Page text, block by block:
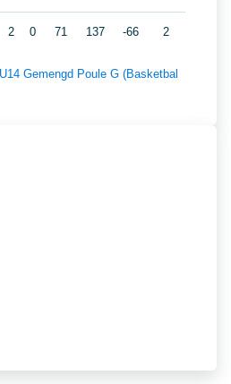
2 0 71 137 -66 2
Gemengd Poule G (Basketbal